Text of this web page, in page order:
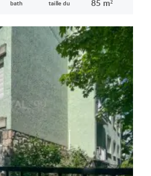
bath taille du 85 m²